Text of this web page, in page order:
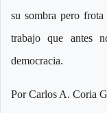
su sombra pero
trabajo que antes
democracia.
Por Carlos A. Coria